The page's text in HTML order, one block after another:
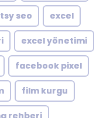
seo excel
excel yönetimi
facebook pixel
film kurgu
rehberi